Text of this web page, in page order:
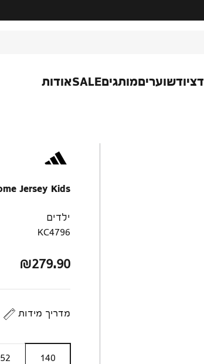
ציודשועריםמותגיםSALEאודות
Jersey Kids
ילדים
KC4796
מחיר לאחר הנחה
₪279.90
מדריך מידות
140